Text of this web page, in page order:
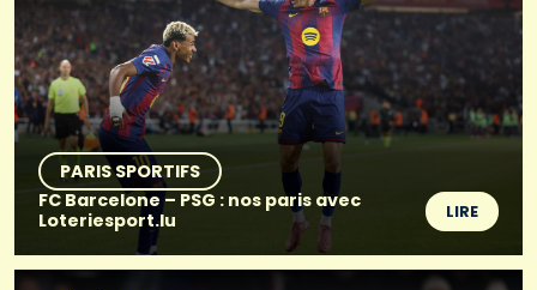
PARIS SPORTIFS
FC Barcelone – PSG : nos paris avec
Loteriesport.lu
LIRE